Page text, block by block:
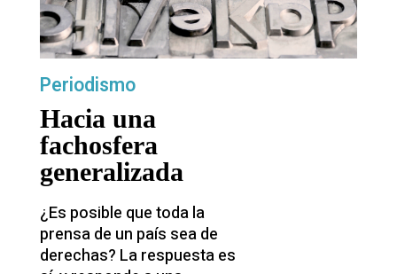
Hacia una
fachosfera
generalizada
Periodismo
¿Es posible que toda la
prensa de un país sea de
derechas? La respuesta es